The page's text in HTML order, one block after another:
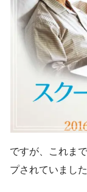
ですが、これま
プされていました